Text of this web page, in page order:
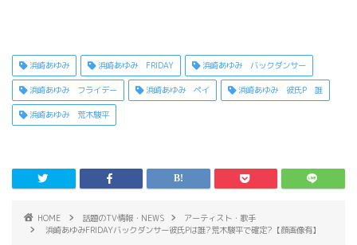
浜崎あゆみ 浜崎あゆみ FRIDAY 浜崎あゆみ バックダンサー
浜崎あゆみ フライデー 浜崎あゆみ ペイ 浜崎あゆみ 彼氏P 誰
浜崎あゆみ 荒木駿平
HOME 話題のTV情報・NEWS
アーティスト・歌手
浜崎あゆみFRIDAYバックダンサー彼氏Pは誰?荒木駿平で確定?【顔画像有】